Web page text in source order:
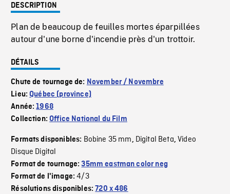
DESCRIPTION
Plan de beaucoup de feuilles mortes éparpillées
autour d'une borne d'incendie près d'un trottoir.
DÉTAILS
Chute de tournage de: November / Novembre
Lieu:Québec (province)
Année:1968
Collection:Office National du Film
Formats disponibles: Bobine 35 mm, Digital Beta,Video
Disque Digital
Format de tournage:35mm eastman color neg
Format de l'image:4/3
Résolutions disponibles:720 x 486